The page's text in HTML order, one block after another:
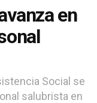
en
Social se
salubrista en